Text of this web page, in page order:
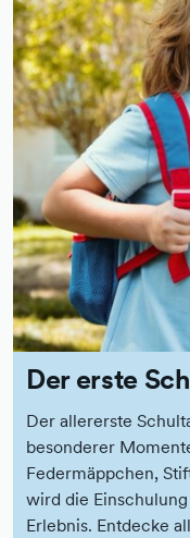
Der erste
Der allererste
besonderer
Federmäppchen,
wird die
Erlebnis. Entdecke